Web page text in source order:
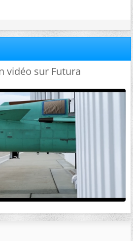
vidéo sur Futura